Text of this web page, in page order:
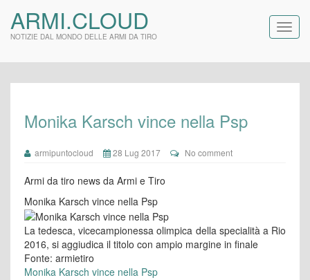
ARMI.CLOUD
NOTIZIE DAL MONDO DELLE ARMI DA TIRO
Monika Karsch vince nella Psp
armipuntocloud 28 Lug 2017 No comment
Armi da tiro news da Armi e Tiro
Monika Karsch vince nella Psp
La tedesca, vicecampionessa olimpica della specialità a Rio
2016, si aggiudica il titolo con ampio margine in finale
Fonte: armietiro
Monika Karsch vince nella Psp